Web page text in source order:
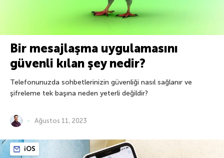
Bir mesajlaşma uygulamasını
güvenli kılan şey nedir?
Telefonunuzda sohbetlerinizin güvenliği nasıl sağlanır ve
şifreleme tek başına neden yeterli değildir?
Ağustos 11, 2023
iOS